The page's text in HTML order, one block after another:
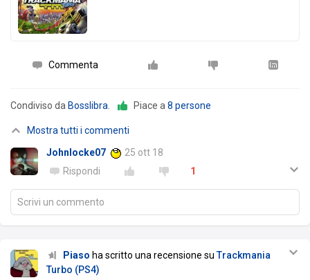
Commenta
Condiviso da Bosslibra Piace a 8 persone
Mostra tutti i commenti
Johnlocke07
25 ott 18
Rispondi
1
Scrivi un commento
Piaso ha scritto una recensione suTrackmania
Turbo (PS4)